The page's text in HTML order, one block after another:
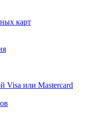
карт
Visa или Masterсard